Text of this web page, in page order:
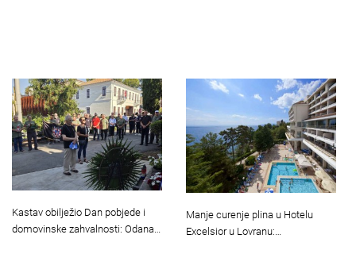
Kastav obilježio Dan pobjede i
domovinske zahvalnosti: Odana…
Manje curenje plina u Hotelu
Excelsior u Lovranu:…